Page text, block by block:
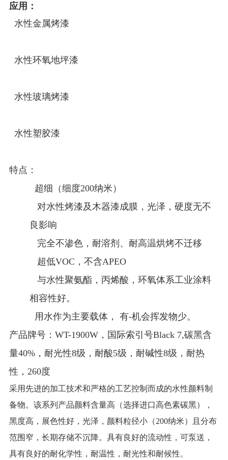
应用：
水性金属烤漆
水性环氧地坪漆
水性玻璃烤漆
水性塑胶漆
特点：
超细（细度200纳米）
对水性烤漆及木器漆成膜，光泽，硬度无不
良影响
完全不渗色，耐溶剂、耐高温烘烤不迁移
超低VOC，不含APEO
与水性聚氨酯，丙烯酸，环氧体系工业涂料
相容性好。
用水作为主要载体， 有-机会挥发物少。
产品牌号：WT-1900W，国际索引号Black 7,碳黑含
量40%，耐光性8级，耐酸5级，耐碱性8级，耐热
性，260度
采用先进的加工技术和严格的工艺控制而成的水性颜料制
备物。该系列产品颜料含量高（选择进口高色素碳黑），
黑度高，展色性好，光泽，颜料粒径小（200纳米）且分布
范围窄，长期存储不沉降。具有良好的流动性，可泵送，
具有良好的耐化学性，耐温性，耐光性和耐候性。